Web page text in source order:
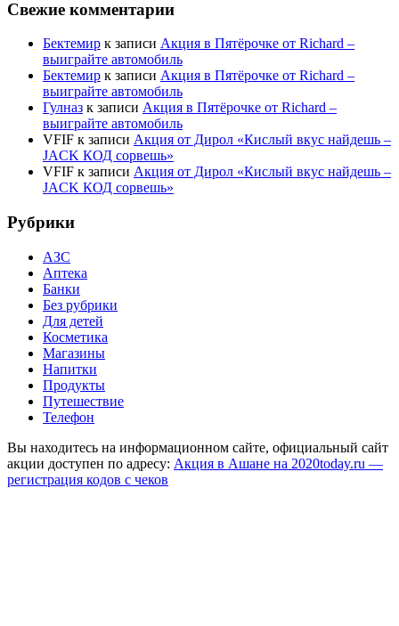
Свежие комментарии
Бектемир к записи Акция в Пятёрочке от Richard –
выиграйте автомобиль
Бектемир к записи Акция в Пятёрочке от Richard –
выиграйте автомобиль
Гулназ к записи Акция в Пятёрочке от Richard –
выиграйте автомобиль
VFIF к записи Акция от Дирол «Кислый вкус найдешь –
JACK КОД сорвешь»
VFIF к записи Акция от Дирол «Кислый вкус найдешь –
JACK КОД сорвешь»
Рубрики
АЗС
Аптека
Банки
Без рубрики
Для детей
Косметика
Магазины
Напитки
Продукты
Путешествие
Телефон
Вы находитесь на информационном сайте, официальный сайт
акции доступен по адресу: Акция в Ашане на 2020today.ru —
регистрация кодов с чеков